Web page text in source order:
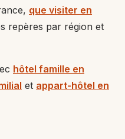
que visiter en
repères par région et
hôtel famille en
et appart-hôtel en